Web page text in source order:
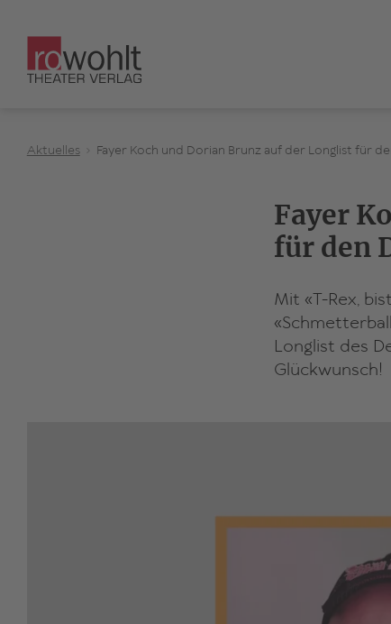
Aktuelles Fayer Koch und Dorian Brunz auf der Longlist für
Fayer
für den
Mit «T-Rex,
Longlist des
Glückwunsch!